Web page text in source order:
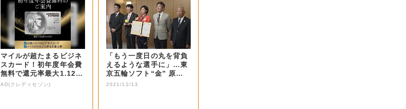
マイルが超たまるビジネ
スカード！初年度年会費
無料で還元率最大1.12
5%
AD(クレディセゾン)
「もう一度日の丸を背負
えるような選手に」…東
京五輪ソフト“金” 原田
のどか選手に...
2021/12/13